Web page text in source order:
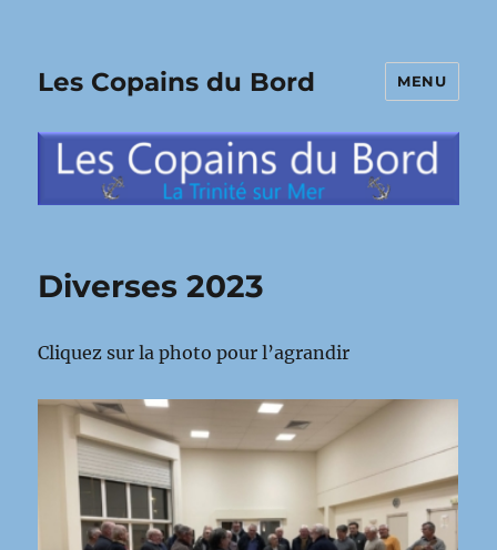
Les Copains du Bord MENU
Diverses 2023
Cliquez sur la photo pour l’agrandir